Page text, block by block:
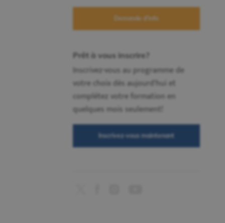
Demande d'info
Prêt à vous inscrire?
Inscrivez-vous au programme de
votre choix dès aujourd'hui et
complétez votre formation en
quelques mois seulement!
Inscrivez-vous maintenant